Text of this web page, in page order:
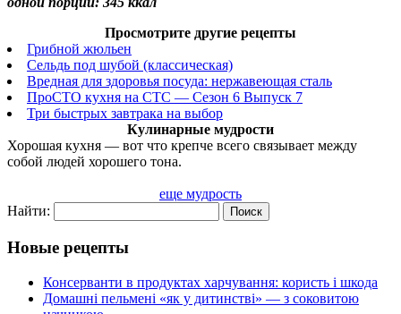
Просмотрите другие рецепты
Грибной жюльен
Сельдь под шубой (классическая)
Вредная для здоровья посуда: нержавеющая сталь
ПроСТО кухня на СТС — Сезон 6 Выпуск 7
Три быстрых завтрака на выбор
Кулинарные мудрости
Хорошая кухня — вот что крепче всего связывает между
собой людей хорошего тона.
еще мудрость
Найти:
Новые рецепты
Консерванти в продуктах харчування: користь і шкода
Домашні пельмені «як у дитинстві» — з соковитою